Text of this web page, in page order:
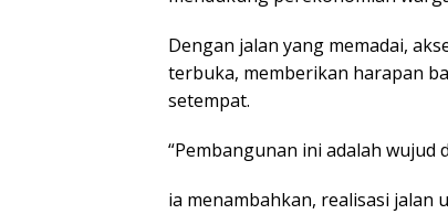
Dengan jalan yang memadai,
terbuka, memberikan harapan
setempat.
“Pembangunan ini adalah wujud
ia menambahkan, realisasi jalan